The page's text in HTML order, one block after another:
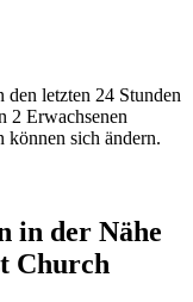
letzten 24 Stunden
2 Erwachsenen
können sich ändern.
in der Nähe
Church